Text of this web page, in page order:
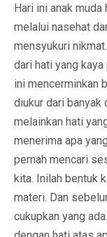
Hari ini anak
melalui nasehat
mensyukuri
dari hati yang
ini mencerminkan
diukur dari banyak
melainkan hati
menerima apa
pernah mencari
kita. Inilah bentuk
materi. Dan
cukupkan yang